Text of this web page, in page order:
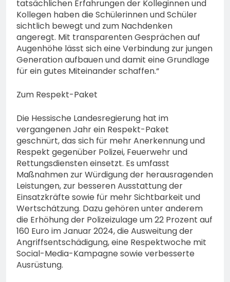
tatsächlichen Erfahrungen der Kolleginnen und
Kollegen haben die Schülerinnen und Schüler
sichtlich bewegt und zum Nachdenken
angeregt. Mit transparenten Gesprächen auf
Augenhöhe lässt sich eine Verbindung zur jungen
Generation aufbauen und damit eine Grundlage
für ein gutes Miteinander schaffen.“
Zum Respekt-Paket
Die Hessische Landesregierung hat im
vergangenen Jahr ein Respekt-Paket
geschnürt, das sich für mehr Anerkennung und
Respekt gegenüber Polizei, Feuerwehr und
Rettungsdiensten einsetzt. Es umfasst
Maßnahmen zur Würdigung der herausragenden
Leistungen, zur besseren Ausstattung der
Einsatzkräfte sowie für mehr Sichtbarkeit und
Wertschätzung. Dazu gehören unter anderem
die Erhöhung der Polizeizulage um 22 Prozent auf
160 Euro im Januar 2024, die Ausweitung der
Angriffsentschädigung, eine Respektwoche mit
Social-Media-Kampagne sowie verbesserte
Ausrüstung.